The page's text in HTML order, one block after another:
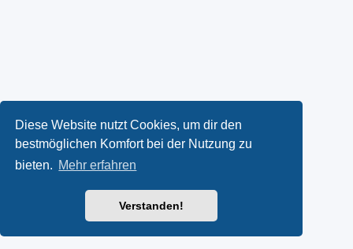
Diese Website nutzt Cookies, um dir den
bestmöglichen Komfort bei der Nutzung zu
bieten. Mehr erfahren
Verstanden!